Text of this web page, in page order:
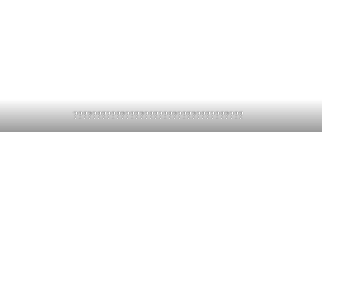
????????????????????????????????????